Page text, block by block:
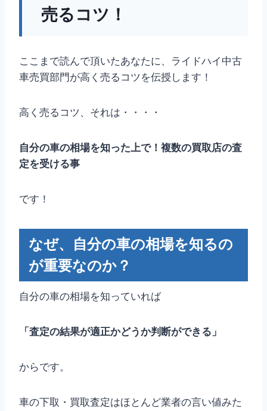
売るコツ！
ここまで読んで頂いたあなたに、ライドハイ中古
車売買部門が高く売るコツを伝授します！
高く売るコツ、それは・・・・
自分の車の相場を知った上で！複数の買取店の査
定を受ける事
です！
なぜ、自分の車の相場を知るの
が重要なのか？
自分の車の相場を知っていれば
「査定の結果が適正かどうか判断ができる」
からです。
車の下取・買取査定はほとんど業者の言い値みた